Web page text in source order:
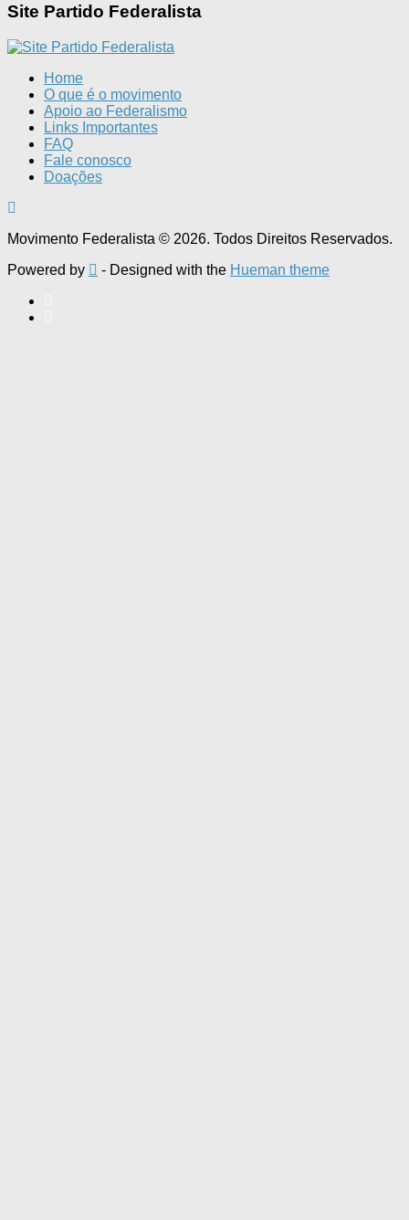
Site Partido Federalista
Home
O que é o movimento
Apoio ao Federalismo
Links Importantes
FAQ
Fale conosco
Doações
Movimento Federalista © 2026. Todos Direitos Reservados.
Powered by
- Designed with the Hueman theme